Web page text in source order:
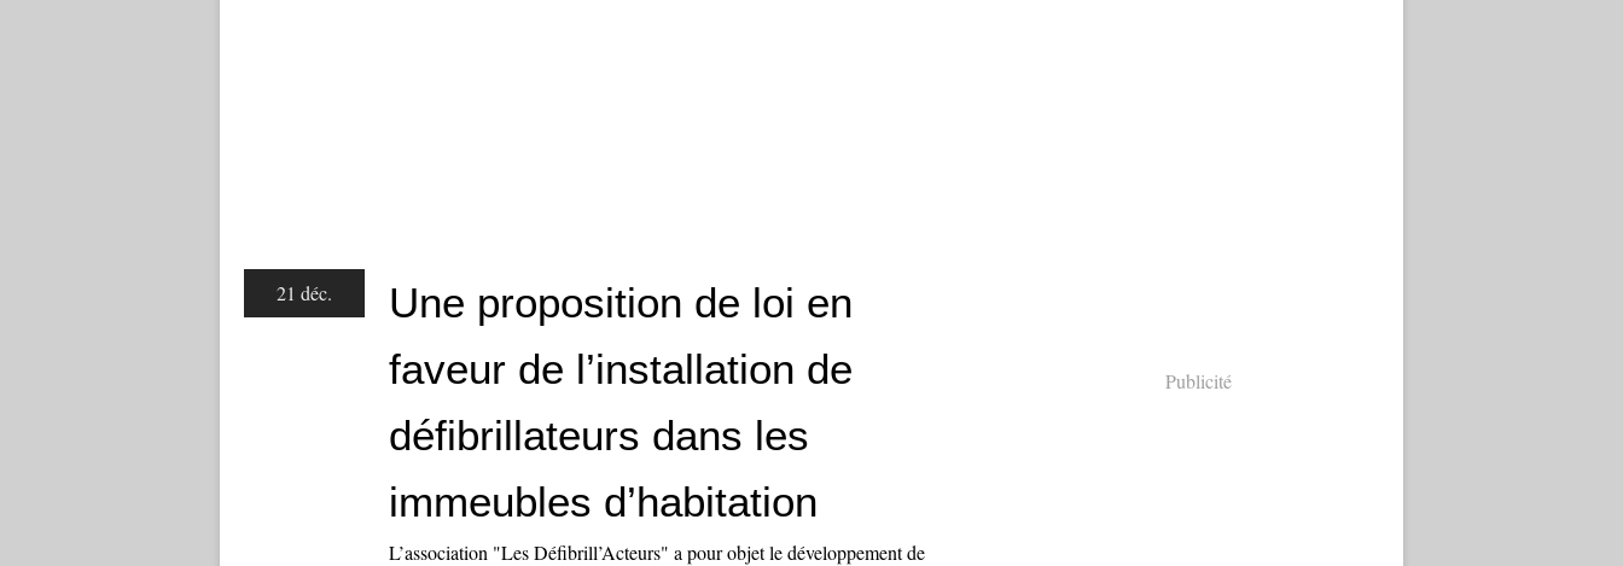
21 déc.
Une proposition de loi en
faveur de l’installation de
défibrillateurs dans les
immeubles d’habitation
L’association "Les Défibrill’Acteurs" a pour objet le développement de
Publicité